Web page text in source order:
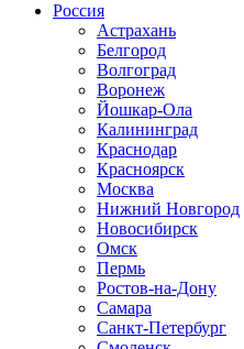
Россия
Астрахань
Белгород
Волгоград
Воронеж
Йошкар-Ола
Калининград
Краснодар
Красноярск
Москва
Нижний Новгород
Новосибирск
Омск
Пермь
Ростов-на-Дону
Самара
Санкт-Петербург